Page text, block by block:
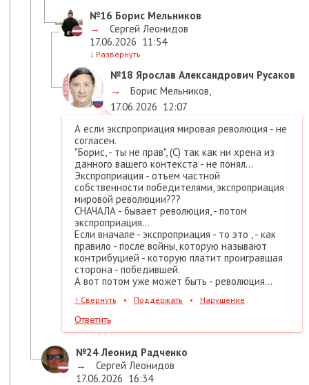
№16 Борис Мельников
→
Сергей Леонидов
17.06.2026 11:54
↓ Развернуть
№18 Ярослав Александрович Русаков
→
Борис Мельников,
17.06.2026 12:07
А если экспроприация мировая революция - не
согласен.
"Борис, - ты не прав", (С) так как ни хрена из
данного вашего контекста - не понял...
Экспроприация - отъем частной
собственности победителями, экспроприация
мировой революции???
СНАЧАЛА - бывает революция, - потом
экспроприация...
Если вначале - экспроприация - то это , - как
правило - после войны, которую называют
контрибуцией - которую платит проигравшая
сторона - победившей.
А вот потом уже может быть - революция...
↑ Свернуть • Поддержать • Нарушение
Ответить
№24Леонид Радченко
→
Сергей Леонидов
17.06.2026 16:34